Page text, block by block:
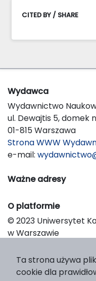
CITED BY / SHARE
Wydawca
Wydawnictwo
ul. Dewajtis 5, domek
01-815 Warszawa
Strona WWW
e-mail:
Ważne adresy
O platformie
© 2023 Uniwersytet
w Warszawie
Platform & Workflow
Ta strona używa
cookie dla